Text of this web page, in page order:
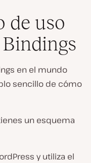
de uso
en el mundo
sencillo de cómo
un esquema
y utiliza el